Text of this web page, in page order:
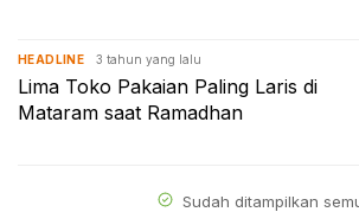
HEADLINE 3 tahun yang lalu
Lima Toko Pakaian Paling Laris di
Mataram saat Ramadhan
Sudah ditampilkan